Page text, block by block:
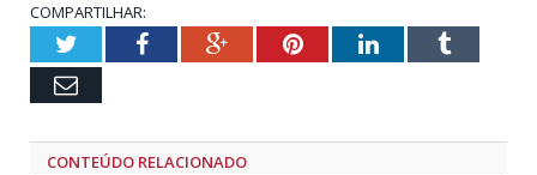
COMPARTILHAR:
TwitterFacebookGoogle+PinterestLinkedInTumblr
Email
CONTEÚDO RELACIONADO